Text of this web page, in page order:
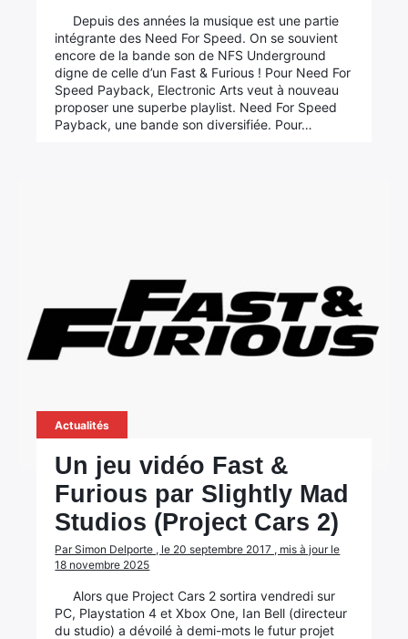
Depuis des années la musique est une partie
intégrante des Need For Speed. On se souvient
encore de la bande son de NFS Underground
digne de celle d’un Fast & Furious ! Pour Need For
Speed Payback, Electronic Arts veut à nouveau
proposer une superbe playlist. Need For Speed
Payback, une bande son diversifiée. Pour…
Actualités
Un jeu vidéo Fast &
Furious par Slightly Mad
Studios (Project Cars 2)
Par Simon Delporte , le 20 septembre 2017 , mis à jour le
18 novembre 2025
Alors que Project Cars 2 sortira vendredi sur
PC, Playstation 4 et Xbox One, Ian Bell (directeur
du studio) a dévoilé à demi-mots le futur projet
Rechercher